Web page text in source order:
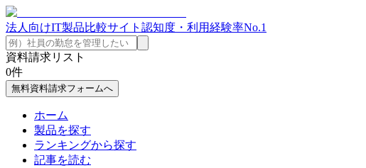
法人向けIT製品比較サイト 認知度・利用経験率No.1
資料請求リスト
0件
無料資料請求フォームへ
ホーム
製品を探す
ランキングから探す
記事を読む